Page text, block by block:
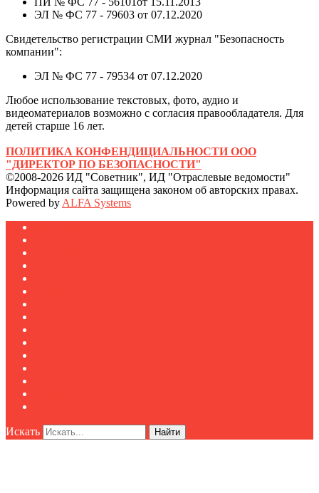
ЭЛ № ФС 77 - 79603 от 07.12.2020
Свидетельство регистрации СМИ журнал "Безопасность
компании":
ЭЛ № ФС 77 - 79534 от 07.12.2020
Любое использование текстовых, фото, аудио и
видеоматериалов возможно с согласия правообладателя. Для
детей старше 16 лет.
ПОЛИТИКА КОНФЕНДИЦИАЛЬНОСТИ ООО
"ДИРЕКТОР ПО БЕЗОПАСНОСТИ"
©2008-2026 ИД "Советник", ИД "Отраслевые ведомости"
Информация сайта защищена законом об авторских правах.
Powered by ALFA Systems
Искать Найти